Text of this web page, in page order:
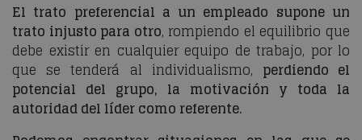
El trato preferencial a un empleado supone un
trato injusto para otro, rompiendo el equilibrio que
debe existir en cualquier equipo de trabajo, por lo
que se tenderá al individualismo, perdiendo el
potencial del grupo, la motivación y toda la
autoridad del líder como referente.